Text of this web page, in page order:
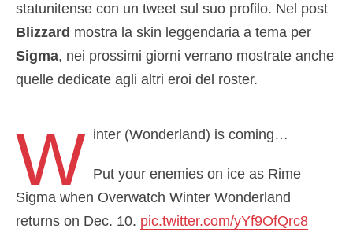
statunitense con un tweet sul suo profilo. Nel post
Blizzard mostra la skin leggendaria a tema per
Sigma, nei prossimi giorni verrano mostrate anche
quelle dedicate agli altri eroi del roster.
W inter (Wonderland) is coming…
Put your enemies on ice as Rime
Sigma when Overwatch Winter Wonderland
returns on Dec. 10. pic.twitter.com/yYf9OfQrc8